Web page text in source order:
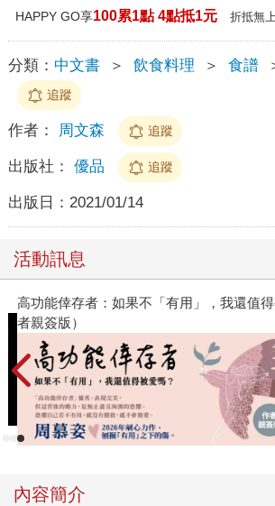
HAPPY GO享100累1點 4點抵1元 折抵無
分類： 中文書 ＞ 飲食料理 ＞ 食譜
追蹤
作者： 周文森 追蹤
出版社： 優品 追蹤
出版日： 2021/01/14
活動訊息
高功能倖存者：如果不「有用」，我還值
者親簽版）
內容簡介